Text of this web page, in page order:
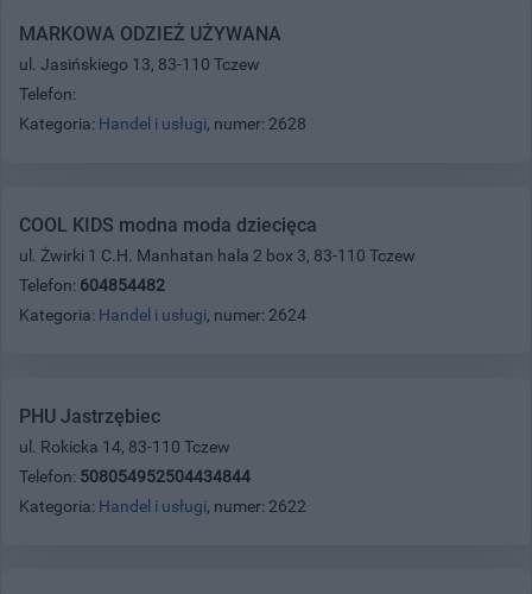
MARKOWA ODZIEŻ UŻYWANA
ul. Jasińskiego 13, 83-110 Tczew
Telefon:
Kategoria: Handel i usługi, numer: 2628
COOL KIDS modna moda dziecięca
ul. Żwirki 1 C.H. Manhatan hala 2 box 3, 83-110 Tczew
Telefon: 604854482
Kategoria: Handel i usługi, numer: 2624
PHU Jastrzębiec
ul. Rokicka 14, 83-110 Tczew
Telefon: 508054952504434844
Kategoria: Handel i usługi, numer: 2622